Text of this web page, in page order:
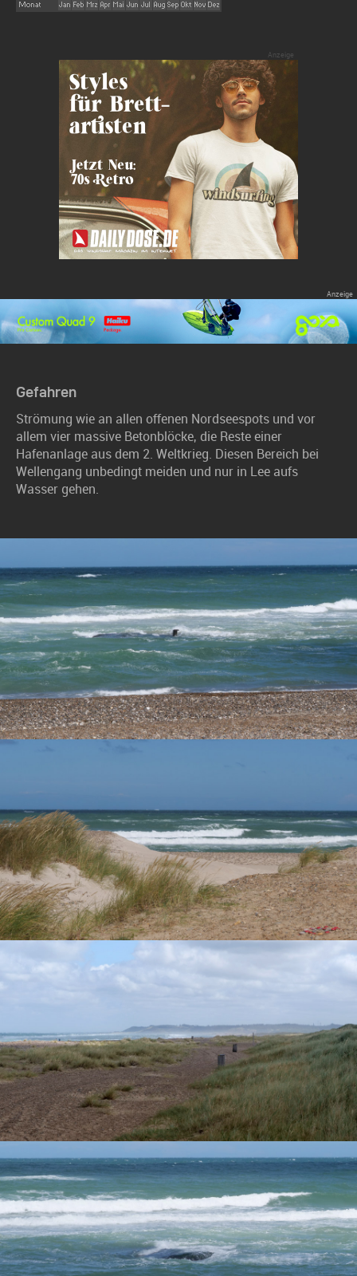
Gefahren
Strömung wie an allen offenen Nordseespots und vor
allem vier massive Betonblöcke, die Reste einer
Hafenanlage aus dem 2. Weltkrieg. Diesen Bereich bei
Wellengang unbedingt meiden und nur in Lee aufs
Wasser gehen.